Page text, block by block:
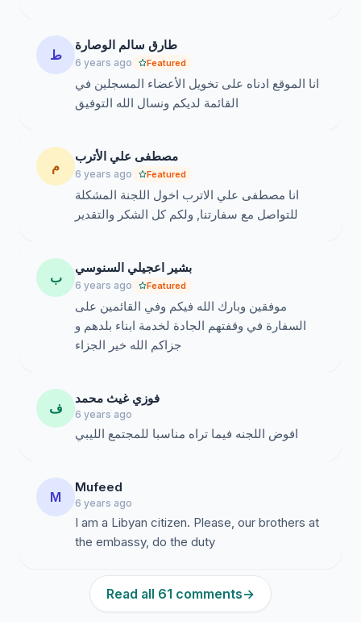
ط
طارق سالم الوصارة
6 years ago Featured
انا الموقع ادناه على تخويل الأعضاء المسجلين في
القائمة لديكم ونسال الله التوفيق
م
مصطفى علي الأترب
6 years ago Featured
انا مصطفى علي الاترب اخول اللجنة المشكلة
للتواصل مع سفارتنا, ولكم كل الشكر والتقدير
ب
بشير اعجيلي السنوسي
6 years ago Featured
موفقين وبارك الله فيكم وفي القائمين على
السفارة في وقفتهم الجادة لخدمة ابناء بلدهم و
جزاكم الله خير الجزاء
ف
فوزي غيث محمد
6 years ago
افوض اللجنه فيما تراه مناسبا للمجتمع الليبي
M
Mufeed
6 years ago
I am a Libyan citizen. Please, our brothers at
the embassy, ​​do the duty
Read all 61 comments→